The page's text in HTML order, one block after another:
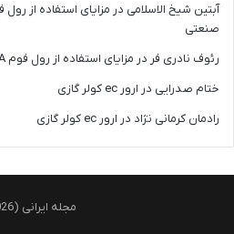
آبتین شیخ الاسلامی در
صنعتی
رئوف نادری فر در مزایای استفاده از رول فوم EVA در پروژه‌های بزرگ صنعتی
ختام صدرایی در ارور ec کولر گازی
رادمان کرمانی نژاد در ارور ec کولر گازی
مجله ایرانی (2026)